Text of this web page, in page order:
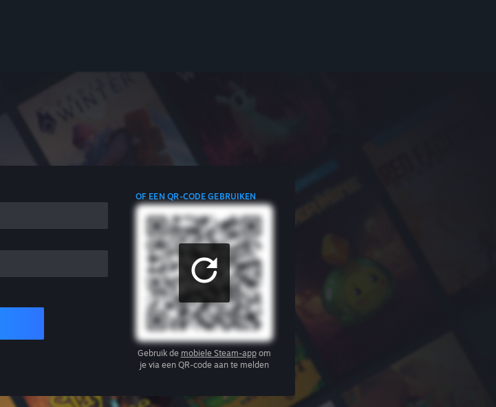
OF EEN QR-CODE GEBRUIKEN
Gebruik de mobiele Steam-appom
je via een QR-code aan te melden